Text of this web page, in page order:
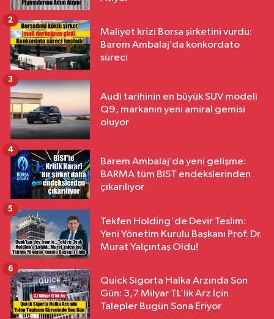
Maliyet krizi Borsa şirketini vurdu:
Barem Ambalaj’da konkordato
süreci
2
Audi tarihinin en büyük SUV modeli
Q9, markanın yeni amiral gemisi
oluyor
3
Barem Ambalaj’da yeni gelişme:
BARMA tüm BIST endekslerinden
çıkarılıyor
4
Tekfen Holding'de Devir Teslim:
Yeni Yönetim Kurulu Başkanı Prof. Dr.
Murat Yalçıntaş Oldu!
5
Quick Sigorta Halka Arzında Son
Gün: 3,7 Milyar TL’lik Arz İçin
Talepler Bugün Sona Eriyor
6